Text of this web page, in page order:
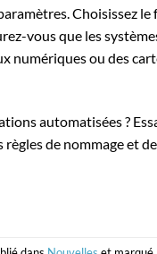
Choisissez
vous que les
numériques ou des
automatisées ?
règles de nommage et